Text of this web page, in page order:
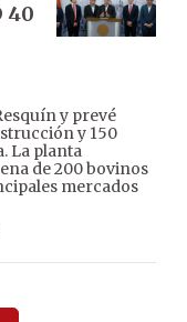
40
y prevé
y 150
La planta
de 200 bovinos
mercados